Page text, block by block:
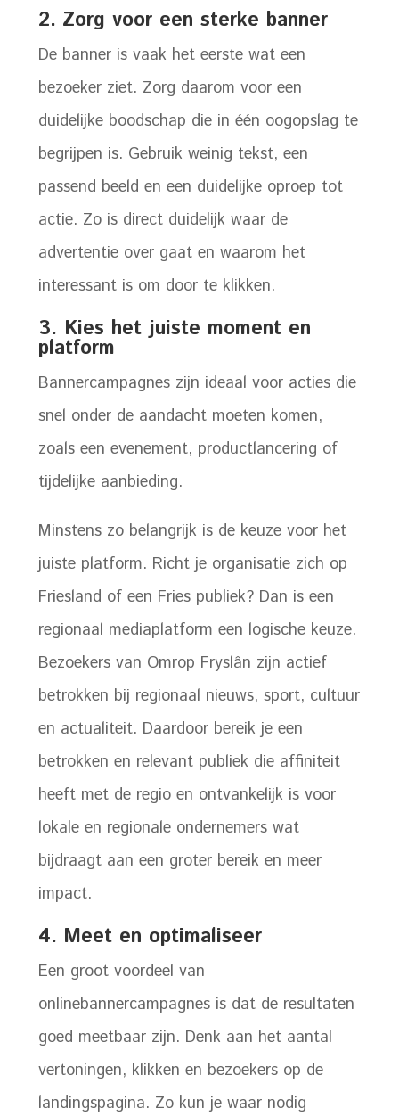
2. Zorg voor een sterke banner
De banner is vaak het eerste wat een
bezoeker ziet. Zorg daarom voor een
duidelijke boodschap die in één oogopslag te
begrijpen is. Gebruik weinig tekst, een
passend beeld en een duidelijke oproep tot
actie. Zo is direct duidelijk waar de
advertentie over gaat en waarom het
interessant is om door te klikken.
3. Kies het juiste moment en
platform
Bannercampagnes zijn ideaal voor acties die
snel onder de aandacht moeten komen,
zoals een evenement, productlancering of
tijdelijke aanbieding.
Minstens zo belangrijk is de keuze voor het
juiste platform. Richt je organisatie zich op
Friesland of een Fries publiek? Dan is een
regionaal mediaplatform een logische keuze.
Bezoekers van Omrop Fryslân zijn actief
betrokken bij regionaal nieuws, sport, cultuur
en actualiteit. Daardoor bereik je een
betrokken en relevant publiek die affiniteit
heeft met de regio en ontvankelijk is voor
lokale en regionale ondernemers wat
bijdraagt aan een groter bereik en meer
impact.
4. Meet en optimaliseer
Een groot voordeel van
onlinebannercampagnes is dat de resultaten
goed meetbaar zijn. Denk aan het aantal
vertoningen, klikken en bezoekers op de
landingspagina. Zo kun je waar nodig